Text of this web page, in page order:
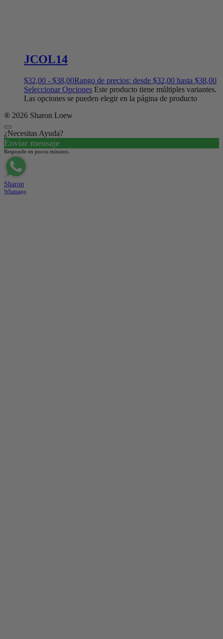
JCOL14
$32,00 - $38,00Rango de precios: desde $32,00 hasta $38,00
Seleccionar Opciones Este producto tiene múltiples variantes.
Las opciones se pueden elegir en la página de producto
® 2026 Sharon Loew
¿Necesitas Ayuda?
Enviar mensaje
Responde en pocos minutos.
Sharon
Whatsapp